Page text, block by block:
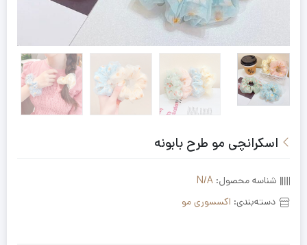
اسکرانچی مو طرح بابونه
شناسه محصول: N/A
دسته‌بندی: اکسسوری مو